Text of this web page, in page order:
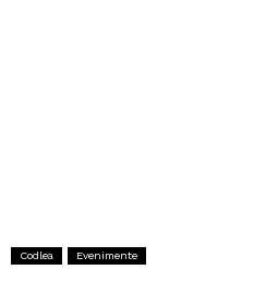
Codlea Evenimente